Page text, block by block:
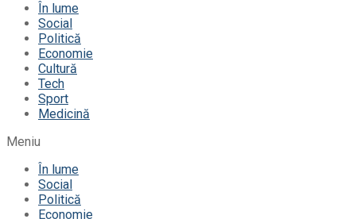
În lume
Social
Politică
Economie
Cultură
Tech
Sport
Medicină
Meniu
În lume
Social
Politică
Economie